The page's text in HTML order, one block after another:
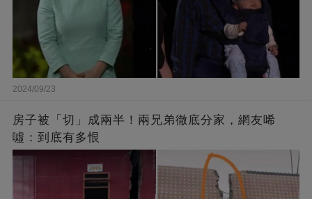
2024/09/23
房子被「切」成兩半！兩兄弟徹底分家，網友唏
噓：到底有多恨